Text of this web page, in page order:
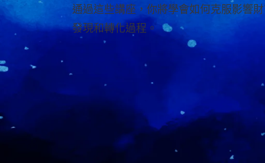
通過這些講座，你將學會如何克服影響
發現和轉化過程。